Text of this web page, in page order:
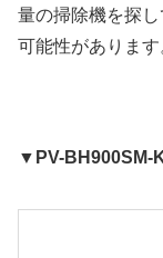
量の掃除機を探
可能性があります
▼PV-BH900SM-